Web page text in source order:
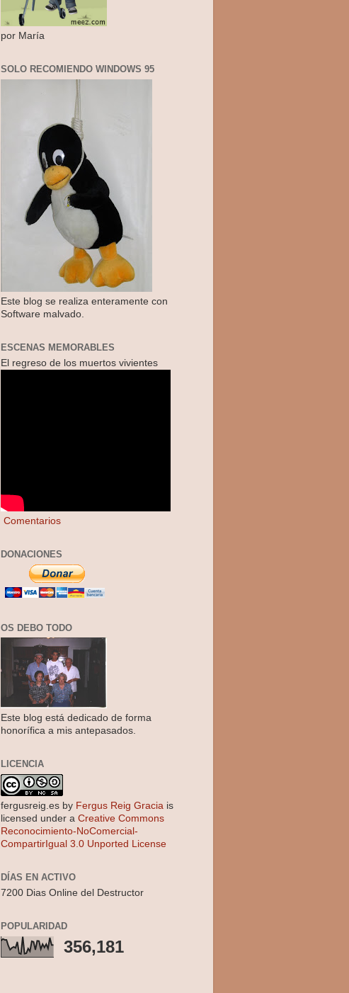
por María
SOLO RECOMIENDO WINDOWS 95
Este blog se realiza enteramente con
Software malvado.
ESCENAS MEMORABLES
El regreso de los muertos vivientes
Comentarios
DONACIONES
OS DEBO TODO
Este blog está dedicado de forma
honorífica a mis antepasados.
LICENCIA
fergusreig.es by Fergus Reig Gracia is
licensed under a Creative Commons
Reconocimiento-NoComercial-
CompartirIgual 3.0 Unported License
DÍAS EN ACTIVO
7200 Dias Online del Destructor
POPULARIDAD
356,181